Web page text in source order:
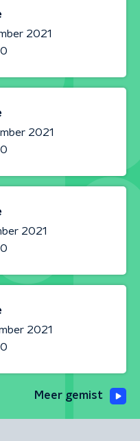
2021
2021
2021
2021
Meer gemist